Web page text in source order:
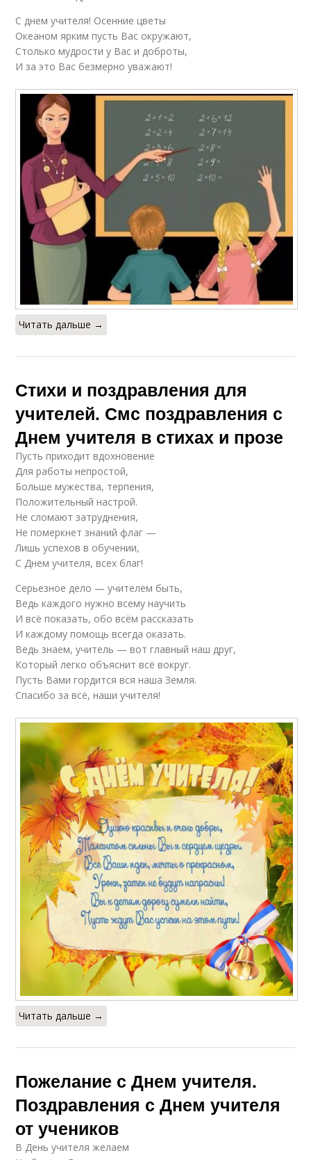
С днем учителя! Осенние цветы
Океаном ярким пусть Вас окружают,
Столько мудрости у Вас и доброты,
И за это Вас безмерно уважают!
Читать дальше →
Стихи и поздравления для
учителей. Смс поздравления с
Днем учителя в стихах и прозе
Пусть приходит вдохновение
Для работы непростой,
Больше мужества, терпения,
Положительный настрой.
Не сломают затруднения,
Не померкнет знаний флаг —
Лишь успехов в обучении,
С Днем учителя, всех благ!
Серьезное дело — учителем быть,
Ведь каждого нужно всему научить
И всё показать, обо всём рассказать
И каждому помощь всегда оказать.
Ведь знаем, учитель — вот главный наш друг,
Который легко объяснит всё вокруг.
Пусть Вами гордится вся наша Земля.
Спасибо за всё, наши учителя!
Читать дальше →
Пожелание с Днем учителя.
Поздравления с Днем учителя
от учеников
В День учителя желаем